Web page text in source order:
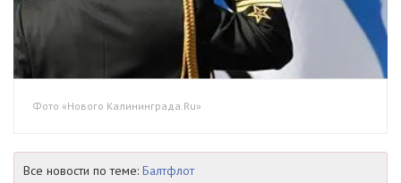
Фото «Нового Калининграда.Ru»
Все новости по теме: Балтфлот